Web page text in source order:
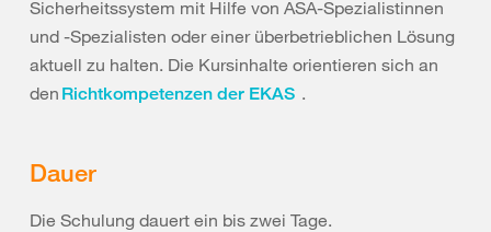
Sicherheitssystem mit Hilfe von ASA-Spezialistinnen
und -Spezialisten oder einer überbetrieblichen Lösung
aktuell zu halten. Die Kursinhalte orientieren sich an
den Richtkompetenzen der EKAS .
Dauer
Die Schulung dauert ein bis zwei Tage.